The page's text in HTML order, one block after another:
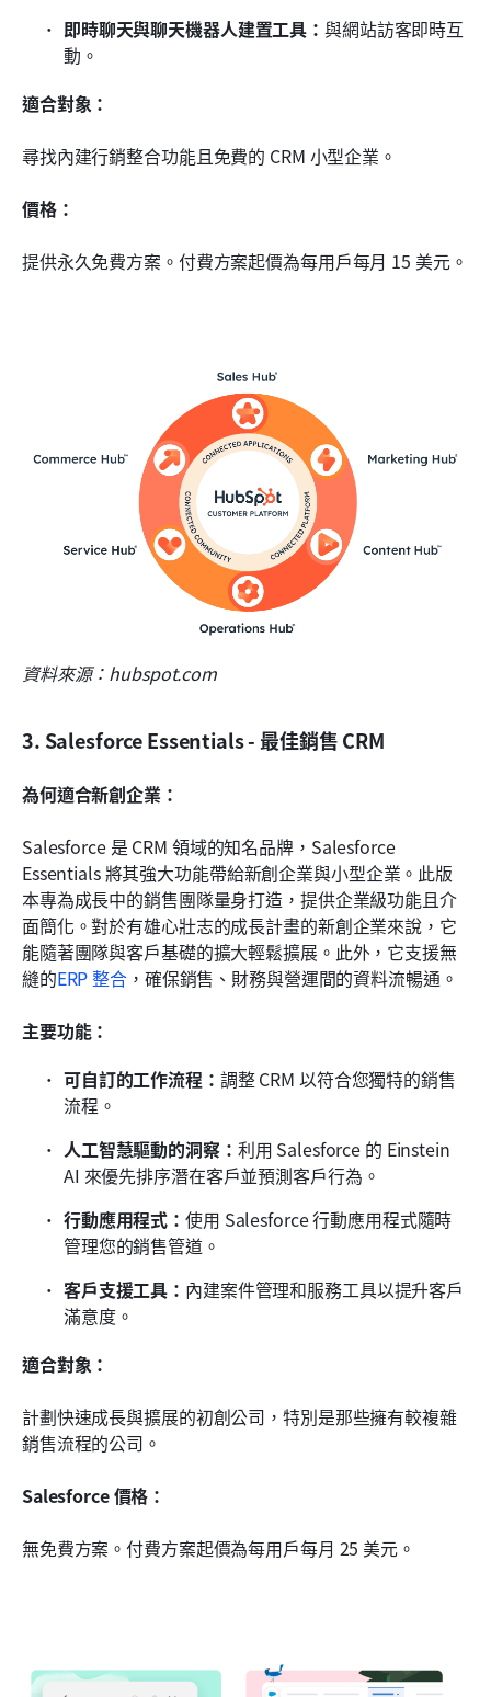
即時聊天與聊天機器人建置工具：與網站訪客即時互
動。
適合對象：
尋找內建行銷整合功能且免費的 CRM 小型企業。
價格：
提供永久免費方案。付費方案起價為每用戶每月 15 美元。
資料來源：hubspot.com
3. Salesforce Essentials - 最佳銷售 CRM
為何適合新創企業：
Salesforce 是 CRM 領域的知名品牌，Salesforce
Essentials 將其強大功能帶給新創企業與小型企業。此版
本專為成長中的銷售團隊量身打造，提供企業級功能且介
面簡化。對於有雄心壯志的成長計畫的新創企業來說，它
能隨著團隊與客戶基礎的擴大輕鬆擴展。此外，它支援無
縫的ERP 整合，確保銷售、財務與營運間的資料流暢通。
主要功能：
可自訂的工作流程： 調整 CRM 以符合您獨特的銷售
流程。
人工智慧驅動的洞察： 利用 Salesforce 的 Einstein
AI 來優先排序潛在客戶並預測客戶行為。
行動應用程式：使用 Salesforce 行動應用程式隨時
管理您的銷售管道。
客戶支援工具： 內建案件管理和服務工具以提升客戶
滿意度。
適合對象：
計劃快速成長與擴展的初創公司，特別是那些擁有較複雜
銷售流程的公司。
Salesforce 價格：
無免費方案。付費方案起價為每用戶每月 25 美元。